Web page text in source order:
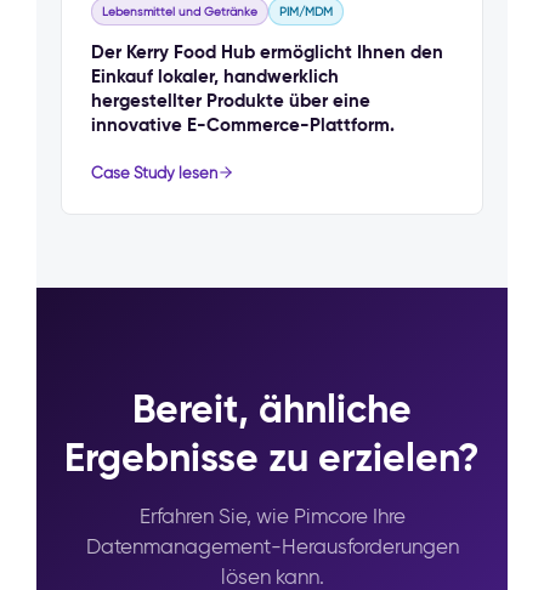
Lebensmittel und Getränke PIM/MDM
Der Kerry Food Hub ermöglicht Ihnen den
Einkauf lokaler, handwerklich
hergestellter Produkte über eine
innovative E-Commerce-Plattform.
Case Study lesen
Bereit, ähnliche
Ergebnisse zu erzielen?
Erfahren Sie, wie Pimcore Ihre
Datenmanagement-Herausforderungen
lösen kann.